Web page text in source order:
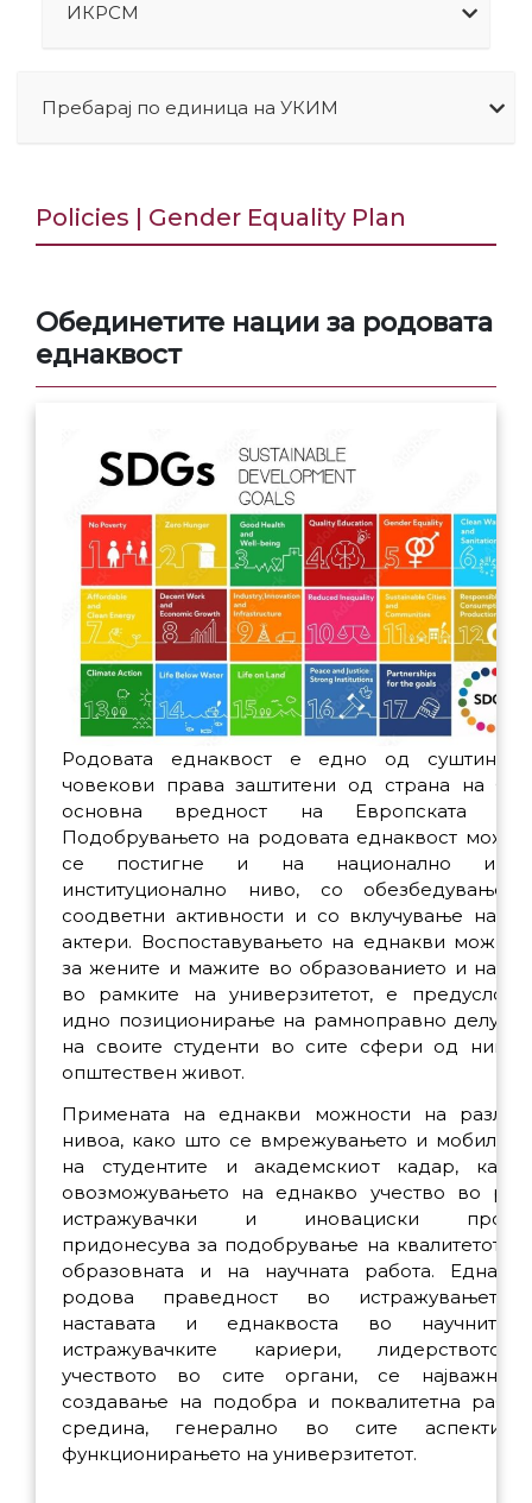
ИКРСМ
Пребарај по единица на УКИМ
Policies | Gender Equality Plan
Обединетите нации за родовата
еднаквост
Родовата еднаквост е едно од
човекови права заштитени од страна на
основна вредност на Европската
Подобрувањето на родовата еднаквост може
се постигне и на национално и
институционално ниво, со обезбедување
соодветни активности и со вклучување на
актери. Воспоставувањето на еднакви
за жените и мажите во образованието и
во рамките на универзитетот, е предуслов
идно позиционирање на рамноправно
на своите студенти во сите сфери од
општествен живот.
Примената на еднакви можности на
нивоа, како што се вмрежувањето и
на студентите и академскиот кадар,
овозможувањето на еднакво учество во
истражувачки и иновациски
придонесува за подобрување на квалитетот и
образовната и на научната работа.
родова праведност во
наставата и еднаквоста во научните
истражувачките кариери,
учеството во сите органи, се најважни
создавање на подобра и поквалитетна
средина, генерално во сите аспекти
функционирањето на универзитетот.